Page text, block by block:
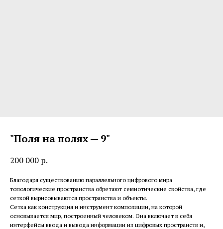
"Поля на полях — 9"
200 000 р.
Благодаря существованию параллельного цифрового мира
топологические пространства обретают семиотические свойства, где
сеткой вырисовываются пространства и объекты.
Сетка как конструкция и инструмент композиции, на которой
основывается мир, построенный человеком. Она включает в себя
интерфейсы ввода и вывода информации из цифровых пространств и,